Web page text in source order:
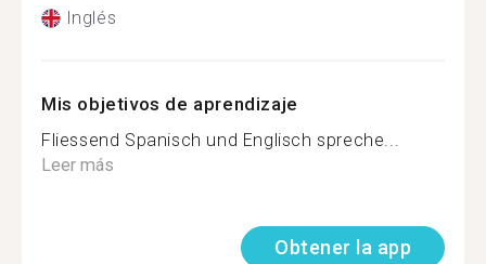
Inglés
Mis objetivos de aprendizaje
Fliessend Spanisch und Englisch spreche...
Leer más
Obtener la app